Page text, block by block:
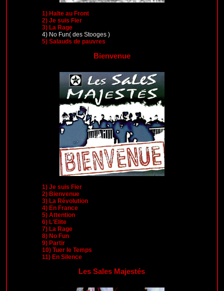
1) Halte au Front
2) Je suis Fier
3) La Rage
4) No Fun( des Stooges )
5) Salauds de pauvres
Bienvenue
1) Je suis Fier
2) Bienvenue
3) La Révolution
4) En France
5) Attention
6) L'Elite
7) La Rage
8) No Fun
9) Partir
10) Tuer le Temps
11) En Silence
Les Sales Majestés